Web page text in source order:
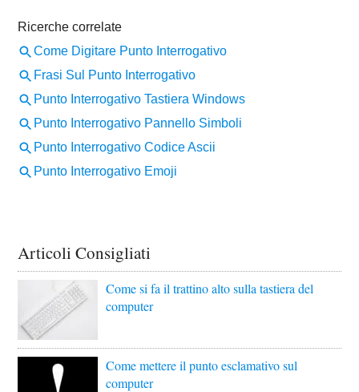
Articoli Consigliati
Come si fa il trattino alto sulla tastiera del
computer
Come mettere il punto esclamativo sul
computer